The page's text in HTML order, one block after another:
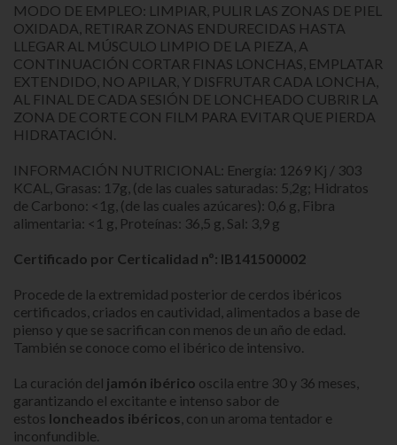
MODO DE EMPLEO: LIMPIAR, PULIR LAS ZONAS DE PIEL
OXIDADA, RETIRAR ZONAS ENDURECIDAS HASTA
LLEGAR AL MÚSCULO LIMPIO DE LA PIEZA, A
CONTINUACIÓN CORTAR FINAS LONCHAS, EMPLATAR
EXTENDIDO, NO APILAR, Y DISFRUTAR CADA LONCHA,
AL FINAL DE CADA SESIÓN DE LONCHEADO CUBRIR LA
ZONA DE CORTE CON FILM PARA EVITAR QUE PIERDA
HIDRATACIÓN.
INFORMACIÓN NUTRICIONAL: Energía: 1269 Kj / 303
KCAL, Grasas: 17g, (de las cuales saturadas: 5,2g; Hidratos
de Carbono: <1g, (de las cuales azúcares): 0,6 g, Fibra
alimentaria: <1 g, Proteínas: 36,5 g, Sal: 3,9 g
Certificado por Certicalidad nº: IB141500002
Procede de la extremidad posterior de cerdos ibéricos
certificados, criados en cautividad, alimentados a base de
pienso y que se sacrifican con menos de un año de edad.
También se conoce como el ibérico de intensivo.
La curación del jamón ibérico oscila entre 30 y 36 meses,
garantizando el excitante e intenso sabor de
estos loncheados ibéricos , con un aroma tentador e
inconfundible.